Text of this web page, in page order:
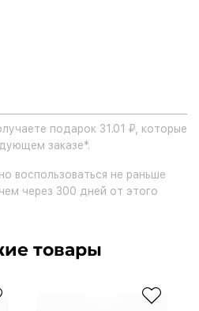
подарок 31.01 ₽, которые
заказе*.
воспользоваться не раньше
через 300 дней от этого
товары